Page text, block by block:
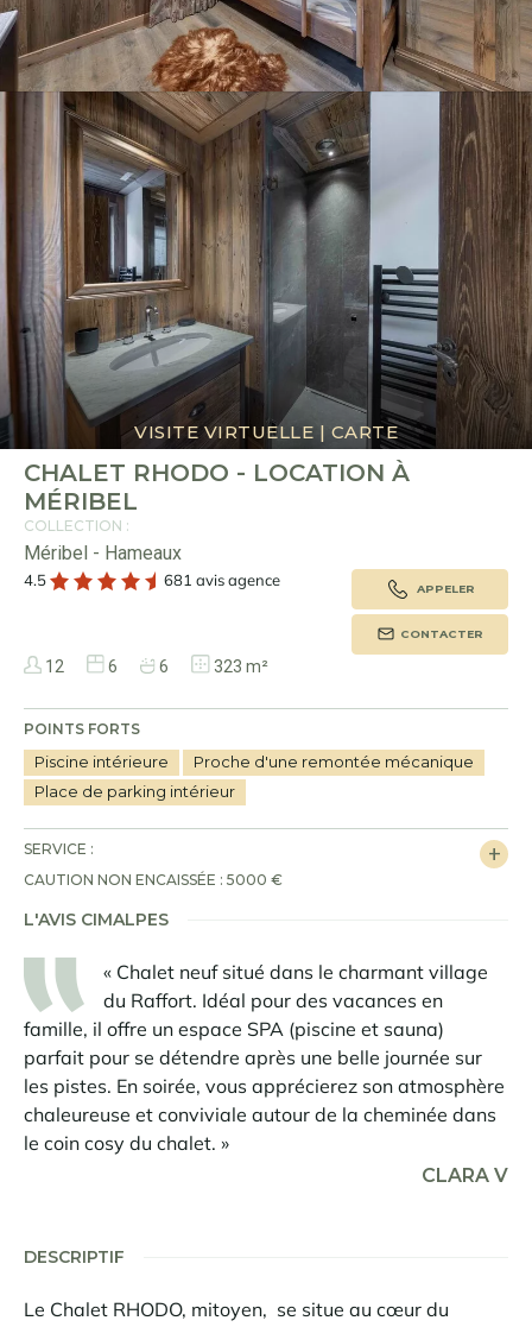
CHALET RHODO - LOCATION À
MÉRIBEL
COLLECTION :
Méribel - Hameaux
VISITE VIRTUELLE | CARTE
12 6 6 323 m²
APPELER
CONTACTER
4.5 681 avis agence
POINTS FORTS
Piscine intérieure
Proche d'une remontée mécanique
Place de parking intérieur
SERVICE :
CAUTION NON ENCAISSÉE : 5000 €
L'AVIS CIMALPES
« Chalet neuf situé dans le charmant village
du Raffort. Idéal pour des vacances en
famille, il offre un espace SPA (piscine et sauna)
parfait pour se détendre après une belle journée sur
les pistes. En soirée, vous apprécierez son atmosphère
chaleureuse et conviviale autour de la cheminée dans
le coin cosy du chalet. »
CLARA V
DESCRIPTIF
Le Chalet RHODO, mitoyen, se situe au cœur du